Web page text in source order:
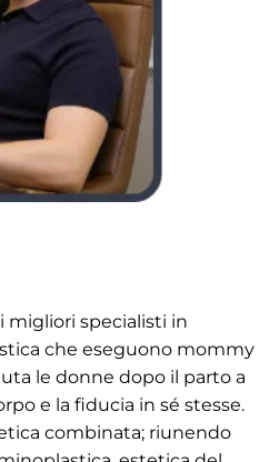
migliori specialisti in
che eseguono mommy
le donne dopo il parto a
e la fiducia in sé stesse.
combinata; riunendo